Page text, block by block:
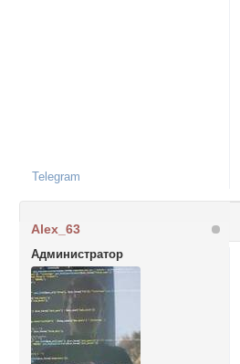
Telegram
Alex_63
Администратор